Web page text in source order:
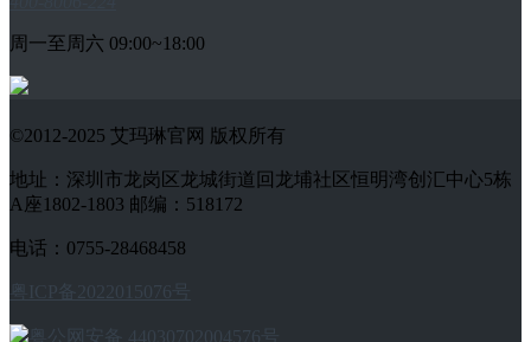
周一至周六 09:00~18:00
©2012-2025 艾玛琳官网 版权所有
地址：深圳市龙岗区龙城街道回龙埔社区恒明湾创汇中心5栋
A座1802-1803 邮编：518172
电话：0755-28468458
粤ICP备2022015076号
粤公网安备 44030702004576号